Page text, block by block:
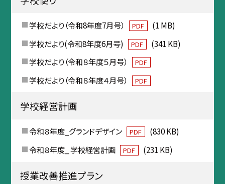
学校だより（令和8年度7月号） PDF
(1 MB)
学校だより(令和8年度6月号)
PDF
(341 KB)
学校だより（令和８年度５月号）
PDF
学校だより（令和８年度４月号） PDF
学校経営計画
令和８年度_グランドデザイン PDF
(830 KB)
令和８年度_ 学校経営計画
PDF (231 KB)
授業改善推進プラン